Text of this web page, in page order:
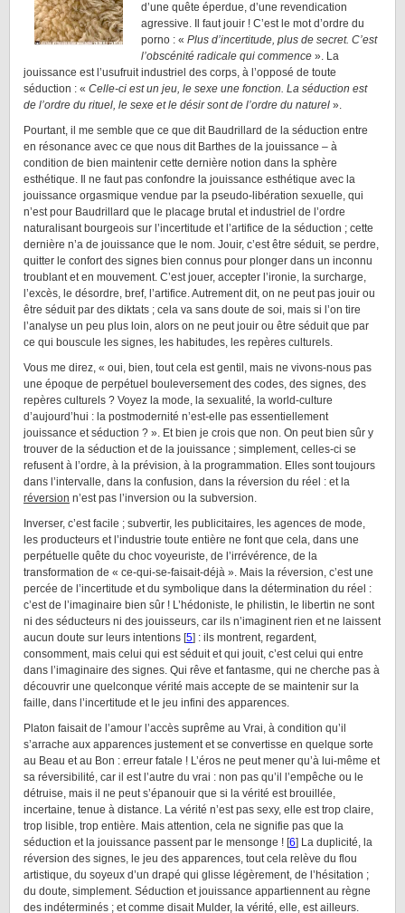
d’une quête éperdue, d’une revendication
agressive. Il faut jouir ! C’est le mot d’ordre du
porno : « Plus d’incertitude, plus de secret. C’est
l’obscénité radicale qui commence ». La
jouissance est l’usufruit industriel des corps, à l’opposé de toute
séduction : « Celle-ci est un jeu, le sexe une fonction. La séduction est
de l’ordre du rituel, le sexe et le désir sont de l’ordre du naturel ».
Pourtant, il me semble que ce que dit Baudrillard de la séduction entre
en résonance avec ce que nous dit Barthes de la jouissance – à
condition de bien maintenir cette dernière notion dans la sphère
esthétique. Il ne faut pas confondre la jouissance esthétique avec la
jouissance orgasmique vendue par la pseudo-libération sexuelle, qui
n’est pour Baudrillard que le placage brutal et industriel de l’ordre
naturalisant bourgeois sur l’incertitude et l’artifice de la séduction ; cette
dernière n’a de jouissance que le nom. Jouir, c’est être séduit, se perdre,
quitter le confort des signes bien connus pour plonger dans un inconnu
troublant et en mouvement. C’est jouer, accepter l’ironie, la surcharge,
l’excès, le désordre, bref, l’artifice. Autrement dit, on ne peut pas jouir ou
être séduit par des diktats ; cela va sans doute de soi, mais si l’on tire
l’analyse un peu plus loin, alors on ne peut jouir ou être séduit que par
ce qui bouscule les signes, les habitudes, les repères culturels.
Vous me direz, « oui, bien, tout cela est gentil, mais ne vivons-nous pas
une époque de perpétuel bouleversement des codes, des signes, des
repères culturels ? Voyez la mode, la sexualité, la world-culture
d’aujourd’hui : la postmodernité n’est-elle pas essentiellement
jouissance et séduction ? ». Et bien je crois que non. On peut bien sûr y
trouver de la séduction et de la jouissance ; simplement, celles-ci se
refusent à l’ordre, à la prévision, à la programmation. Elles sont toujours
dans l’intervalle, dans la confusion, dans la réversion du réel : et la
réversion n’est pas l’inversion ou la subversion.
Inverser, c’est facile ; subvertir, les publicitaires, les agences de mode,
les producteurs et l’industrie toute entière ne font que cela, dans une
perpétuelle quête du choc voyeuriste, de l’irrévérence, de la
transformation de « ce-qui-se-faisait-déjà ». Mais la réversion, c’est une
percée de l’incertitude et du symbolique dans la détermination du réel :
c’est de l’imaginaire bien sûr ! L’hédoniste, le philistin, le libertin ne sont
ni des séducteurs ni des jouisseurs, car ils n’imaginent rien et ne laissent
aucun doute sur leurs intentions [5] : ils montrent, regardent,
consomment, mais celui qui est séduit et qui jouit, c’est celui qui entre
dans l’imaginaire des signes. Qui rêve et fantasme, qui ne cherche pas à
découvrir une quelconque vérité mais accepte de se maintenir sur la
faille, dans l’incertitude et le jeu infini des apparences.
Platon faisait de l’amour l’accès suprême au Vrai, à condition qu’il
s’arrache aux apparences justement et se convertisse en quelque sorte
au Beau et au Bon : erreur fatale ! L’éros ne peut mener qu’à lui-même et
sa réversibilité, car il est l’autre du vrai : non pas qu’il l’empêche ou le
détruise, mais il ne peut s’épanouir que si la vérité est brouillée,
incertaine, tenue à distance. La vérité n’est pas sexy, elle est trop claire,
trop lisible, trop entière. Mais attention, cela ne signifie pas que la
séduction et la jouissance passent par le mensonge ! [6] La duplicité, la
réversion des signes, le jeu des apparences, tout cela relève du flou
artistique, du soyeux d’un drapé qui glisse légèrement, de l’hésitation ;
du doute, simplement. Séduction et jouissance appartiennent au règne
des indéterminés ; et comme disait Mulder, la vérité, elle, est ailleurs.